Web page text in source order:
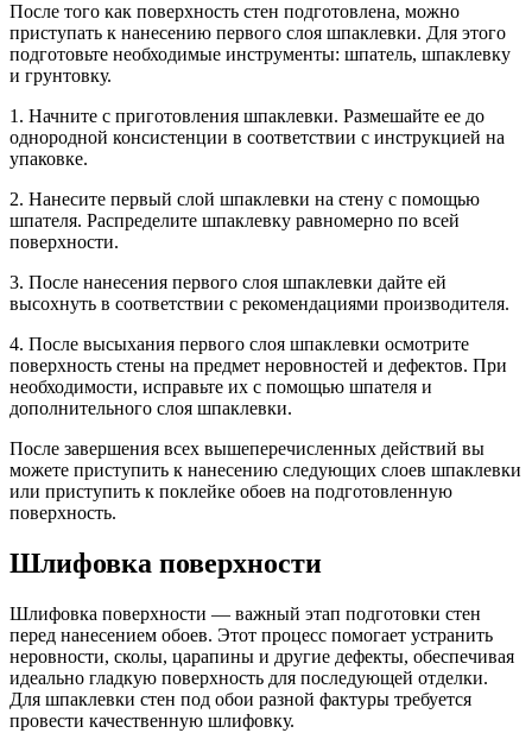
После того как поверхность стен подготовлена, можно
приступать к нанесению первого слоя шпаклевки. Для этого
подготовьте необходимые инструменты: шпатель, шпаклевку
и грунтовку.
1. Начните с приготовления шпаклевки. Размешайте ее до
однородной консистенции в соответствии с инструкцией на
упаковке.
2. Нанесите первый слой шпаклевки на стену с помощью
шпателя. Распределите шпаклевку равномерно по всей
поверхности.
3. После нанесения первого слоя шпаклевки дайте ей
высохнуть в соответствии с рекомендациями производителя.
4. После высыхания первого слоя шпаклевки осмотрите
поверхность стены на предмет неровностей и дефектов. При
необходимости, исправьте их с помощью шпателя и
дополнительного слоя шпаклевки.
После завершения всех вышеперечисленных действий вы
можете приступить к нанесению следующих слоев шпаклевки
или приступить к поклейке обоев на подготовленную
поверхность.
Шлифовка поверхности
Шлифовка поверхности — важный этап подготовки стен
перед нанесением обоев. Этот процесс помогает устранить
неровности, сколы, царапины и другие дефекты, обеспечивая
идеально гладкую поверхность для последующей отделки.
Для шпаклевки стен под обои разной фактуры требуется
провести качественную шлифовку.